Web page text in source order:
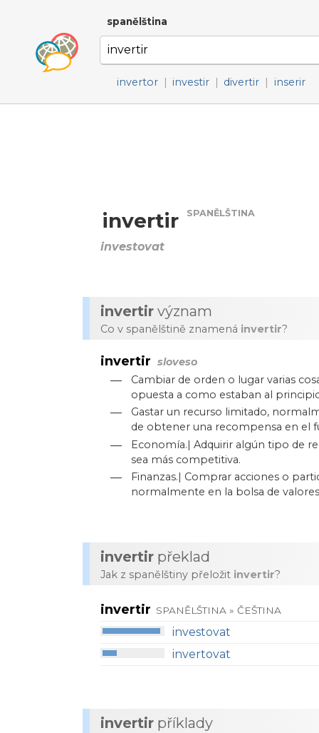
spanělština
invertor | investir | divertir | inserir
invertir SPANĚLŠTINA
investovat
invertir význam
Co v spanělštině znamená invertir?
invertir sloveso
—
Cambiar de orden o lugar varias
opuesta a como estaban al
—
Gastar un recurso limitado,
de obtener una recompensa en el
—
Economía.| Adquirir algún tipo de
sea más competitiva.
—
Finanzas.| Comprar acciones o
normalmente en la bolsa de
invertir překlad
Jak z spanělštiny přeložit invertir?
invertir SPANĚLŠTINA » ČEŠTINA
investovat
invertovat
invertir příklady